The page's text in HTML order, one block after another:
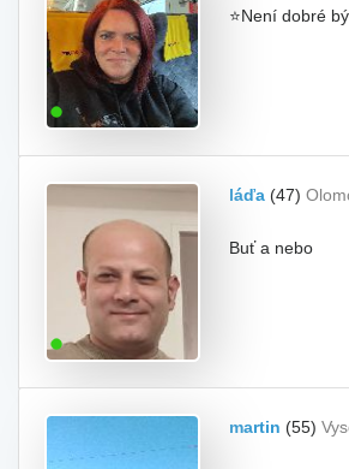
⭐Není dobré
láďa (47)
Buť a nebo
martin (55)